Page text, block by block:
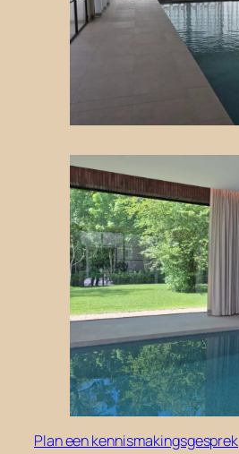
Plan een kennismakingsgesprek